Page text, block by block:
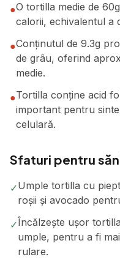
●O tortilla medie de
calorii, echivalentul a
●Conținutul de 9.3g
de grâu, oferind
medie.
●Tortilla conține acid
important pentru
celulară.
Sfaturi pentru
✓Umple tortilla cu
roșii și avocado
✓Încălzește ușor
umple, pentru a fi
rulare.